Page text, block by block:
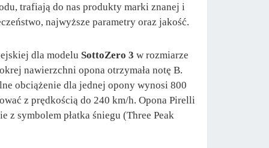
trafiają do nas produkty marki znanej i
najwyższe parametry oraz jakość.
dla modelu SottoZero 3 w rozmiarze
nawierzchni opona otrzymała notę B.
obciążenie dla jednej opony wynosi 800
z prędkością do 240 km/h. Opona Pirelli
z symbolem płatka śniegu (Three Peak